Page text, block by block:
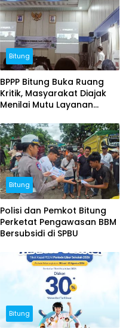
Bitung
BPPP Bitung Buka Ruang
Kritik, Masyarakat Diajak
Menilai Mutu Layanan
Bitung
Polisi dan Pemkot Bitung
Perketat Pengawasan BBM
Bersubsidi di SPBU
Bitung